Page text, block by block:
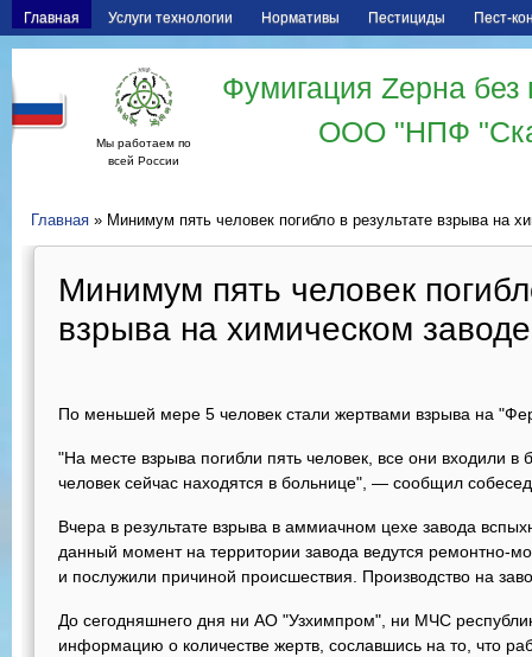
Главная Услуги технологии Нормативы Пестициды Пест-
Мы работаем по
всей России
Фумигация Zерна
ООО "НПФ
Главная » Минимум пять человек погибло в результате взрыва на
Минимум пять человек
взрыва на химическом
По меньшей мере 5 человек стали жертвами взрыва на
"На месте взрыва погибли пять человек, все они входили в
человек сейчас находятся в больнице", — сообщил
Вчера в результате взрыва в аммиачном цехе завода
данный момент на территории завода ведутся ремонтно-
и послужили причиной происшествия. Производство на
До сегодняшнего дня ни АО "Узхимпром", ни МЧС
информацию о количестве жертв, сославшись на то, что